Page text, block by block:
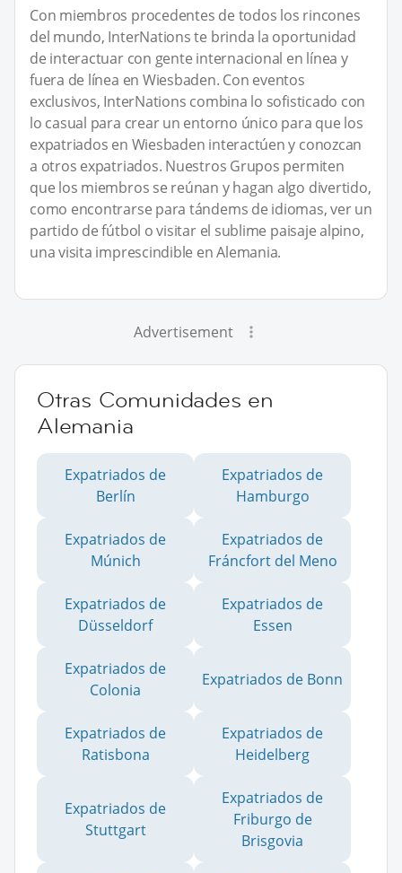
Con miembros procedentes de todos los rincones
del mundo, InterNations te brinda la oportunidad
de interactuar con gente internacional en línea y
fuera de línea en Wiesbaden. Con eventos
exclusivos, InterNations combina lo sofisticado con
lo casual para crear un entorno único para que los
expatriados en Wiesbaden interactúen y conozcan
a otros expatriados. Nuestros Grupos permiten
que los miembros se reúnan y hagan algo divertido,
como encontrarse para tándems de idiomas, ver un
partido de fútbol o visitar el sublime paisaje alpino,
una visita imprescindible en Alemania.
Advertisement
Otras Comunidades en
Alemania
Expatriados de
Berlín
Expatriados de
Hamburgo
Expatriados de
Múnich
Expatriados de
Fráncfort del Meno
Expatriados de
Düsseldorf
Expatriados de
Essen
Expatriados de
Colonia
Expatriados de Bonn
Expatriados de
Ratisbona
Expatriados de
Heidelberg
Expatriados de
Stuttgart
Expatriados de
Friburgo de
Brisgovia